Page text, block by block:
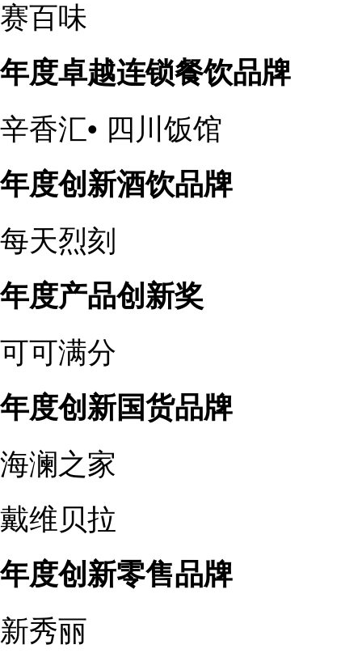
赛百味
年度卓越连锁餐饮品牌
辛香汇• 四川饭馆
年度创新酒饮品牌
每天烈刻
年度产品创新奖
可可满分
年度创新国货品牌
海澜之家
戴维贝拉
年度创新零售品牌
新秀丽